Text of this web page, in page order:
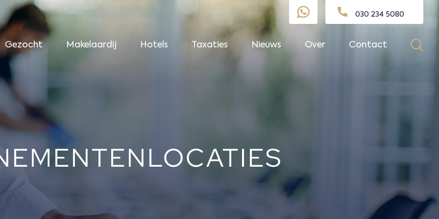
030 234 5080
Gezocht Makelaardij Hotels Taxaties Nieuws Over Contact